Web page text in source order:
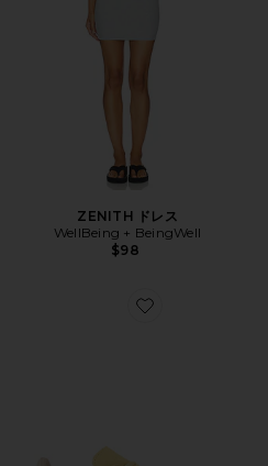
ZENITH ドレス
WellBeing + BeingWell
$98
Favorite GAZELLE